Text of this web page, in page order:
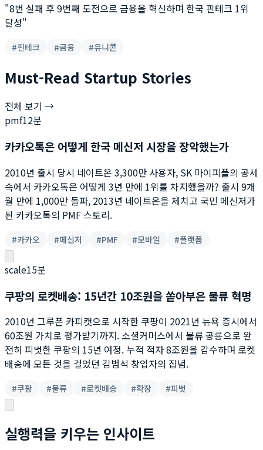
"8번 실패 후 9번째 도전으로 금융을 혁신하며 한국 핀테크 1위
달성"
#핀테크 #금융 #유니콘
Must-Read Startup Stories
전체 보기 →
pmf12분
카카오톡은 어떻게 한국 메신저 시장을 장악했는가
2010년 출시 당시 네이트온 3,300만 사용자, SK 마이피플의 공세
속에서 카카오톡은 어떻게 3년 만에 1위를 차지했을까? 출시 9개
월 만에 1,000만 돌파, 2013년 네이트온을 제치고 국민 메신저가
된 카카오톡의 PMF 스토리.
#카카오 #메신저 #PMF #모바일 #플랫폼
scale15분
쿠팡의 로켓배송: 15년간 10조원을 쏟아부은 물류 혁명
2010년 그루폰 카피캣으로 시작한 쿠팡이 2021년 뉴욕 증시에서
60조원 가치로 평가받기까지. 소셜커머스에서 물류 공룡으로 완
전히 피벗한 쿠팡의 15년 여정. 누적 적자 8조원을 감수하며 로켓
배송에 모든 것을 걸었던 김범석 창업자의 집념.
#쿠팡 #물류 #로켓배송 #확장 #피벗
실행력을 키우는 인사이트